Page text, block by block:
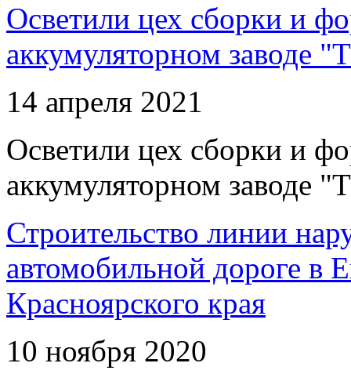
Осветили цех сборки и
аккумуляторном заводе
14 апреля 2021
Осветили цех сборки и
аккумуляторном заводе
Строительство линии
автомобильной дороге в
Красноярского края
10 ноября 2020